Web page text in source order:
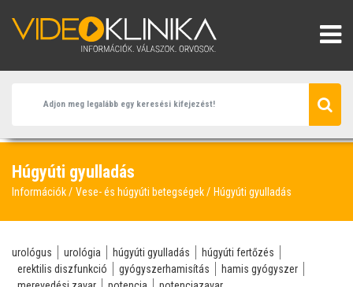
Húgyúti gyulladás
Információk Vese- és húgyúti betegségek Húgyúti gyulladás
urológus urológia húgyúti gyulladás
húgyúti fertőzés
erektilis diszfunkció
gyógyszerhamisítás
hamis gyógyszer